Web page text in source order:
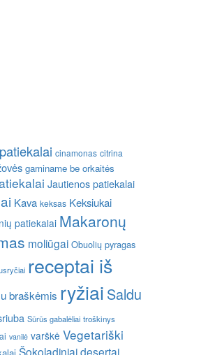
cinamonas citrina
gaminame be orkaitės
Jautienos patiekalai
Kava keksas Keksiukai
patiekalai Makaronų
moliūgai Obuolių pyragas
receptai iš
braškėmis ryžiai Saldu
Sūrūs gabalėliai troškinys
vanilė varškė Vegetariški
Šokoladiniai desertai